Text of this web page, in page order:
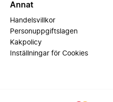
Annat
Handelsvillkor
Personuppgiftslagen
Kakpolicy
Inställningar för Cookies